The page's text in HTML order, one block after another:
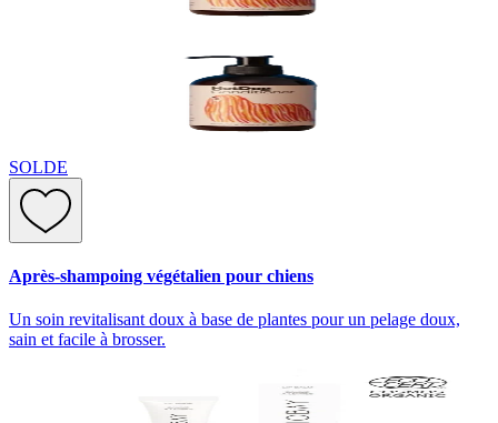
SOLDE
Après-shampoing végétalien pour chiens
Un soin revitalisant doux à base de plantes pour un pelage doux,
sain et facile à brosser.